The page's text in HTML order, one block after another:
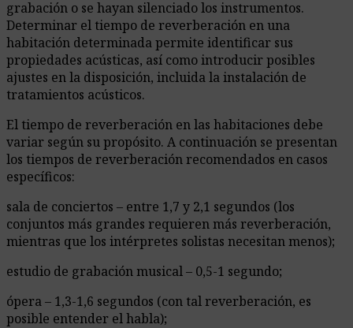
grabación o se hayan silenciado los instrumentos.
Determinar el tiempo de reverberación en una
habitación determinada permite identificar sus
propiedades acústicas, así como introducir posibles
ajustes en la disposición, incluida la instalación de
tratamientos acústicos.
El tiempo de reverberación en las habitaciones debe
variar según su propósito. A continuación se presentan
los tiempos de reverberación recomendados en casos
específicos:
sala de conciertos – entre 1,7 y 2,1 segundos (los
conjuntos más grandes requieren más reverberación,
mientras que los intérpretes solistas necesitan menos);
estudio de grabación musical – 0,5-1 segundo;
ópera – 1,3-1,6 segundos (con tal reverberación, es
posible entender el habla);